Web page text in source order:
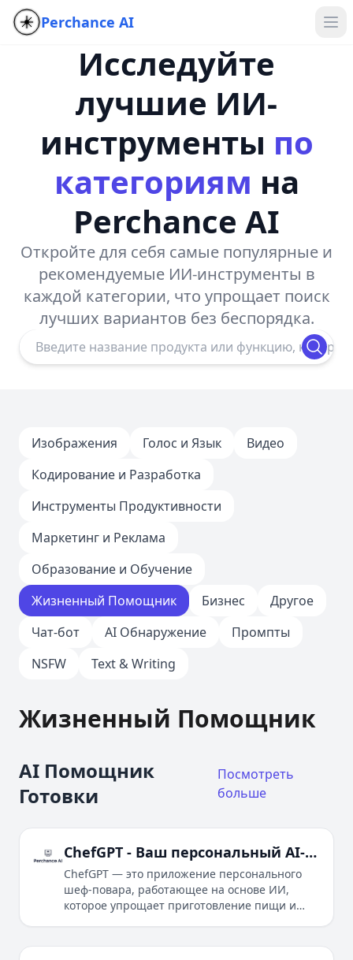
Perchance AI
Исследуйте
лучшие ИИ-
инструменты по
категориям на
Perchance AI
Откройте для себя самые популярные и
рекомендуемые ИИ-инструменты в
каждой категории, что упрощает поиск
лучших вариантов без беспорядка.
Изображения Голос и Язык
Видео
Кодирование и Разработка
Инструменты Продуктивности
Маркетинг и Реклама
Образование и Обучение
Жизненный Помощник
Бизнес
Другое
Чат-бот
AI Обнаружение
Промпты
NSFW
Text & Writing
Жизненный Помощник
AI Помощник
Готовки
Посмотреть
больше
ChefGPT - Ваш персональный AI-шеф-повар
ChefGPT — это приложение персонального
шеф-повара, работающее на основе ИИ,
которое упрощает приготовление пищи и